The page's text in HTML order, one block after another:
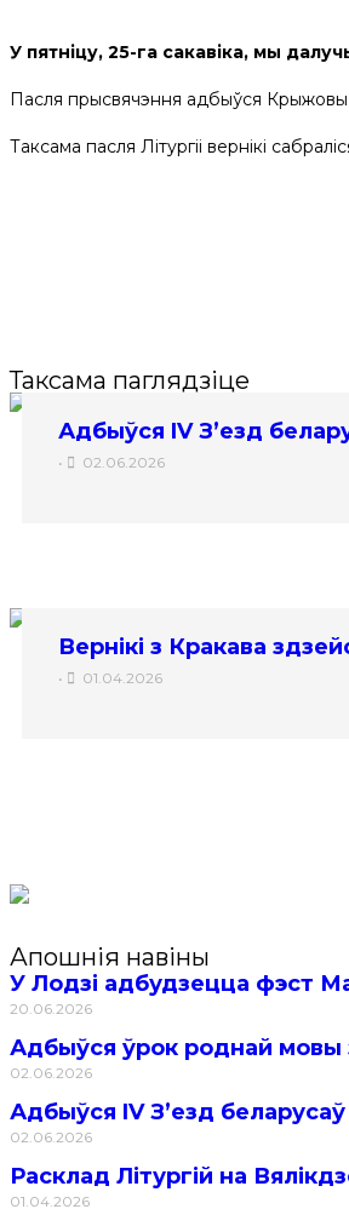
У пятніцу, 25-га сакавіка, мы
Пасля прысвячэння адбыўся Крыжовы
Таксама пасля Літургіі вернікі
Таксама паглядзіце
Адбыўся IV З’езд
• 02.06.2026
Вернікі з Кракава
• 01.04.2026
Апошнія навіны
У Лодзі адбудзецца фэст
20.06.2026
Адбыўся ўрок роднай мовы
02.06.2026
Адбыўся IV З’езд
02.06.2026
Расклад Літургій на
01.04.2026